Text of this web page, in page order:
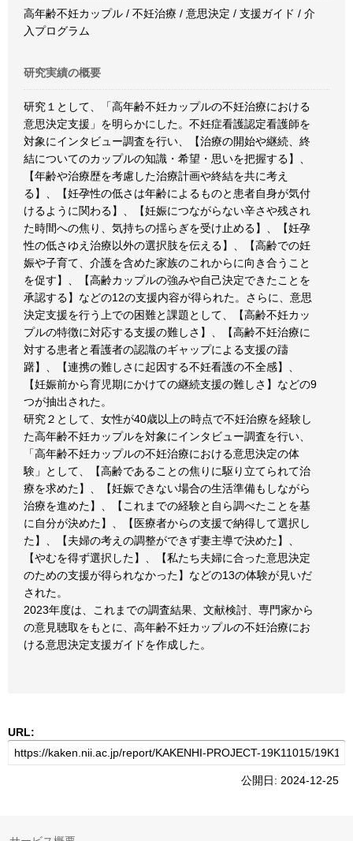
高年齢不妊カップル / 不妊治療 / 意思決定 / 支援ガイド / 介
入プログラム
研究実績の概要
研究１として、「高年齢不妊カップルの不妊治療における
意思決定支援」を明らかにした。不妊症看護認定看護師を
対象にインタビュー調査を行い、【治療の開始や継続、終
結についてのカップルの知識・希望・思いを把握する】、
【年齢や治療歴を考慮した治療計画や終結を共に考え
る】、【妊孕性の低さは年齢によるものと患者自身が気付
けるように関わる】、【妊娠につながらない辛さや残され
た時間への焦り、気持ちの揺らぎを受け止める】、【妊孕
性の低さゆえ治療以外の選択肢を伝える】、【高齢での妊
娠や子育て、介護を含めた家族のこれからに向き合うこと
を促す】、【高齢カップルの強みや自己決定できたことを
承認する】などの12の支援内容が得られた。さらに、意思
決定支援を行う上での困難と課題として、【高齢不妊カッ
プルの特徴に対応する支援の難しさ】、【高齢不妊治療に
対する患者と看護者の認識のギャップによる支援の躊
躇】、【連携の難しさに起因する不妊看護の不全感】、
【妊娠前から育児期にかけての継続支援の難しさ】などの9
つが抽出された。
研究２として、女性が40歳以上の時点で不妊治療を経験し
た高年齢不妊カップルを対象にインタビュー調査を行い、
「高年齢不妊カップルの不妊治療における意思決定の体
験」として、【高齢であることの焦りに駆り立てられて治
療を求めた】、【妊娠できない場合の生活準備もしながら
治療を進めた】、【これまでの経験と自ら調べたことを基
に自分が決めた】、【医療者からの支援で納得して選択し
た】、【夫婦の考えの調整ができず妻主導で決めた】、
【やむを得ず選択した】、【私たち夫婦に合った意思決定
のための支援が得られなかった】などの13の体験が見いだ
された。
2023年度は、これまでの調査結果、文献検討、専門家から
の意見聴取をもとに、高年齢不妊カップルの不妊治療にお
ける意思決定支援ガイドを作成した。
URL:
公開日: 2024-12-25